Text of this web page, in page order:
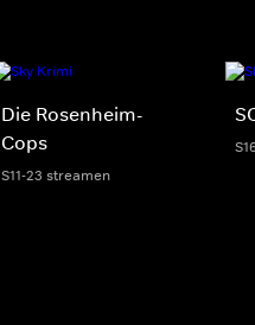
Die Rosenheim-
Cops
S11-23 streamen